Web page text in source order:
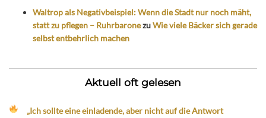
Waltrop als Negativbeispiel: Wenn die Stadt nur noch mäht,
statt zu pflegen – RuhrbaronezuWie viele Bäcker sich gerade
selbst entbehrlich machen
Aktuell oft gelesen
„Ich sollte eine einladende, aber nicht auf die Antwort